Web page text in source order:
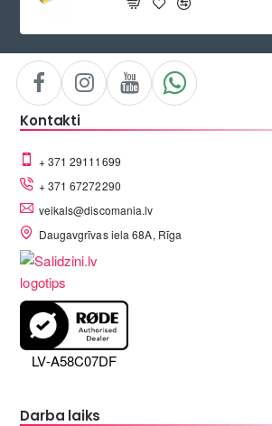
Kontakti
+ 371 29111699
+ 371 67272290
veikals@discomania.lv
Daugavgrīvas iela 68A, Rīga
LV-A58C07DF
Darba laiks